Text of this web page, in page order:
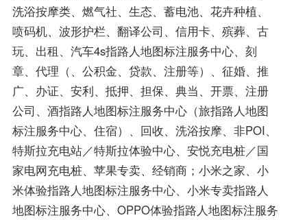
洗浴按摩类、燃气社、生态、蓄电池、花卉种植、
喷码机、波形护栏、翻译公司、信用卡、殡葬、古
玩、出租、汽车4s指路人地图标注服务中心、刻
章、代理（、公积金、贷款、注册等）、征婚、推
广、办证、安利、抵押、担保、典当、开票、注册
公司、酒指路人地图标注服务中心（旅指路人地图
标注服务中心、住宿）、回收、洗浴按摩、非POI、
特斯拉充电站／特斯拉体验中心、安悦充电桩／国
家电网充电桩、苹果专卖、经销商；小米之家、小
米体验指路人地图标注服务中心、小米专卖指路人
地图标注服务中心、OPPO体验指路人地图标注服务